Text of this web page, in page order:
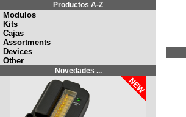
Productos A-Z
Modulos
Kits
Cajas
Assortments
Devices
Other
Novedades ...